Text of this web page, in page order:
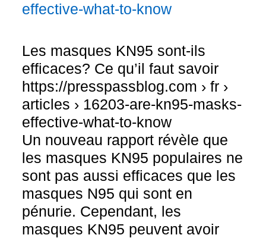
effective-what-to-know
Les masques KN95 sont-ils
efficaces? Ce qu’il faut savoir
https://presspassblog.com › fr ›
articles › 16203-are-kn95-masks-
effective-what-to-know
Un nouveau rapport révèle que
les masques KN95 populaires ne
sont pas aussi efficaces que les
masques N95 qui sont en
pénurie. Cependant, les
masques KN95 peuvent avoir